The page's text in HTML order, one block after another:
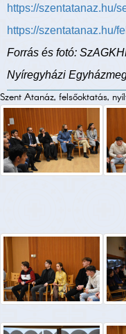
https://szentatanaz.hu/
https://szentatanaz.hu/
Forrás és fotó:
Nyíregyházi
Szent Atanáz, felsőoktatás,